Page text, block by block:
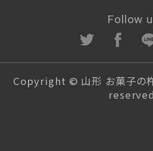
Follow
Copyright © 山形 お菓子の